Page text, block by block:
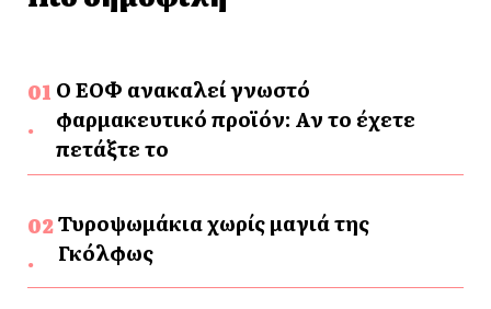
Ο ΕΟΦ ανακαλεί γνωστό
φαρμακευτικό προϊόν: Αν το έχετε
πετάξτε το
Τυροψωμάκια χωρίς μαγιά της
Γκόλφως